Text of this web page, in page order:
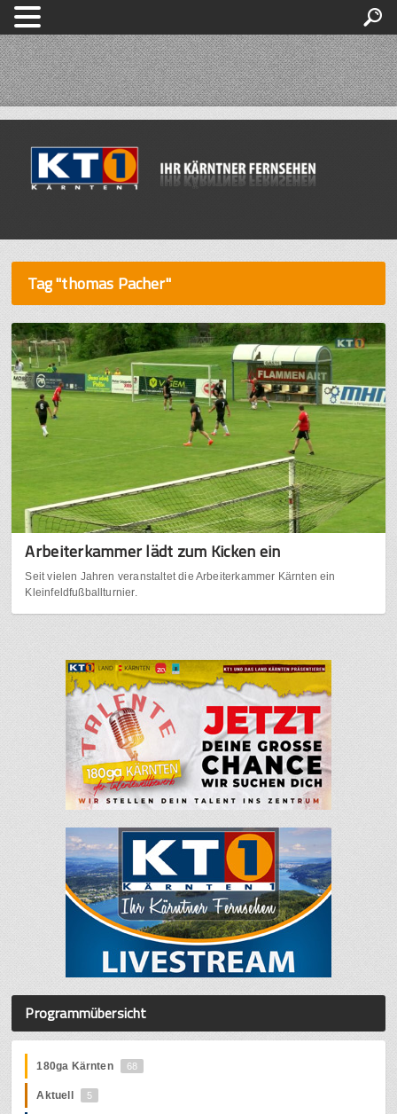
Tag "thomas Pacher"
Arbeiterkammer lädt zum Kicken ein
Seit vielen Jahren veranstaltet die Arbeiterkammer Kärnten ein
Kleinfeldfußballturnier.
Programmübersicht
180ga Kärnten 68
Aktuell 5